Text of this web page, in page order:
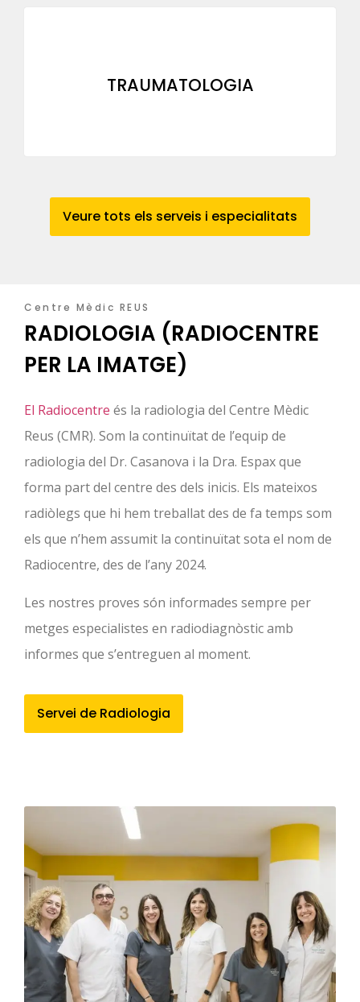
TRAUMATOLOGIA
Veure tots els serveis i especialitats
Centre Mèdic REUS
RADIOLOGIA (RADIOCENTRE
PER LA IMATGE)
El Radiocentre és la radiologia del Centre Mèdic
Reus (CMR). Som la continuïtat de l’equip de
radiologia del Dr. Casanova i la Dra. Espax que
forma part del centre des dels inicis. Els mateixos
radiòlegs que hi hem treballat des de fa temps som
els que n’hem assumit la continuïtat sota el nom de
Radiocentre, des de l’any 2024.
Les nostres proves són informades sempre per
metges especialistes en radiodiagnòstic amb
informes que s’entreguen al moment.
Servei de Radiologia